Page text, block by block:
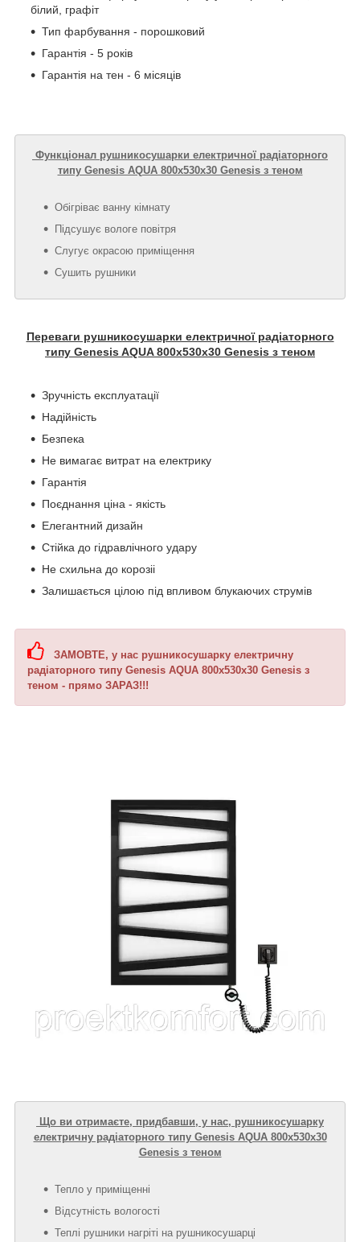
білий, графіт
Тип фарбування - порошковий
Гарантія - 5 років
Гарантія на тен - 6 місяців
Функціонал рушникосушарки електричної радіаторного
типу Genesis AQUA 800х530х30 Genesis з теном
Обігріває ванну кімнату
Підсушує вологе повітря
Слугує окрасою приміщення
Сушить рушники
Переваги рушникосушарки електричної радіаторного
типу Genesis AQUA 800х530х30 Genesis з теном
Зручність експлуатації
Надійність
Безпека
Не вимагає витрат на електрику
Гарантія
Поєднання ціна - якість
Елегантний дизайн
Стійка до гідравлічного удару
Не схильна до корозіі
Залишається цілою під впливом блукаючих струмів
ЗАМОВТЕ, у нас рушникосушарку електричну
радіаторного типу Genesis AQUA 800х530х30 Genesis з
теном - прямо ЗАРАЗ!!!
Що ви отримаєте, придбавши, у нас, рушникосушарку
електричну радіаторного типу Genesis AQUA 800х530х30
Genesis з теном
Тепло у приміщенні
Відсутність вологості
Теплі рушники нагріті на рушникосушарці